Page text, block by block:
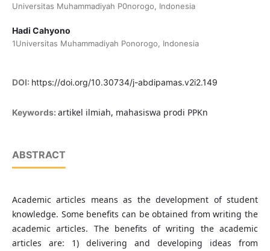
Universitas Muhammadiyah P0norogo, Indonesia
Hadi Cahyono
1Universitas Muhammadiyah Ponorogo, Indonesia
DOI: https://doi.org/10.30734/j-abdipamas.v2i2.149
Keywords: artikel ilmiah, mahasiswa prodi PPKn
ABSTRACT
Academic articles means as the development of student
knowledge. Some benefits can be obtained from writing the
academic articles. The benefits of writing the academic
articles are: 1) delivering and developing ideas from